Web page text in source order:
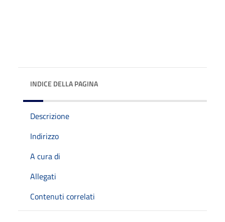
INDICE DELLA PAGINA
Descrizione
Indirizzo
A cura di
Allegati
Contenuti correlati